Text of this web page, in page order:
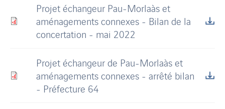
Projet échangeur Pau-Morlaàs et
aménagements connexes - Bilan de la
concertation - mai 2022
Projet échangeur de Pau-Morlaàs et
aménagements connexes - arrêté bilan
- Préfecture 64